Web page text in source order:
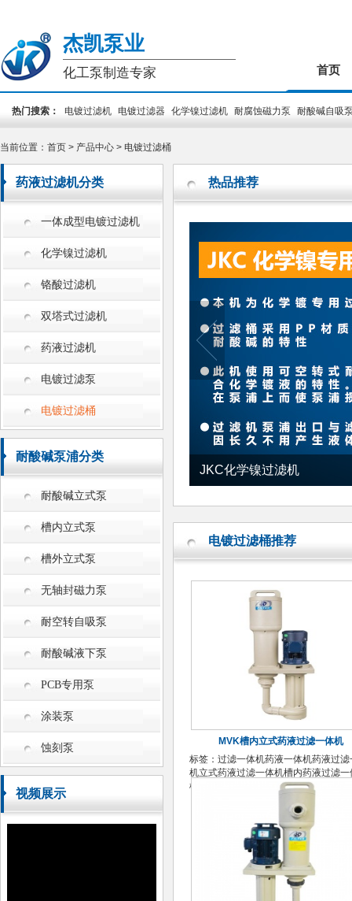
杰凯泵业
化工泵制造专家 首页
热门搜索： 电镀过滤机 电镀过滤器 化学镍过滤机 耐腐蚀磁力泵
耐酸碱自吸
当前位置： 首页 > 产品中心 > 电镀过滤桶
药液过滤机分类
一体成型电镀过滤机
化学镍过滤机
铬酸过滤机
双塔式过滤机
药液过滤机
电镀过滤泵
电镀过滤桶
耐酸碱泵浦分类
耐酸碱立式泵
槽内立式泵
槽外立式泵
无轴封磁力泵
耐空转自吸泵
耐酸碱液下泵
PCB专用泵
涂装泵
蚀刻泵
视频展示
热品推荐
JKC化学镍过滤机
电镀过滤桶推荐
MVK槽内立式药液过滤一体机
标签： 过滤一体机药液一体机药液过滤
机立式药液过滤一体机槽内药液过滤一
槽内立式药液过滤一体机